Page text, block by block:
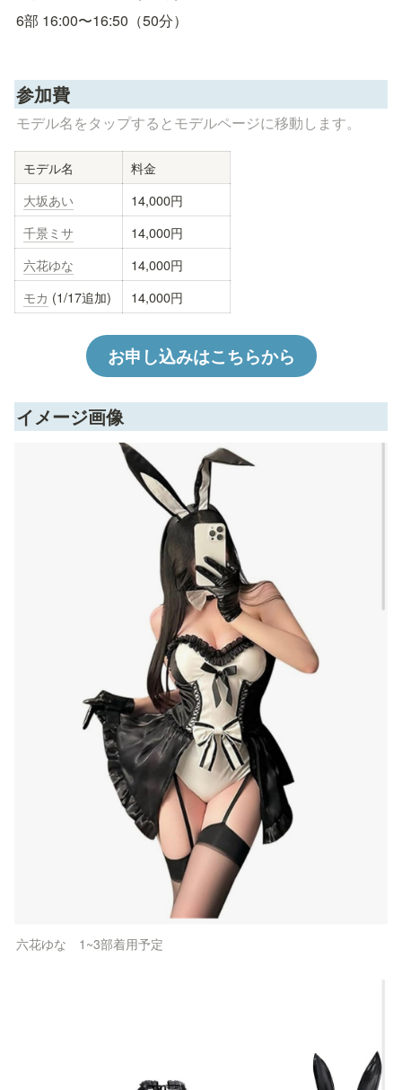
6部 16:00〜16:50（50分）
参加費
モデル名をタップするとモデルページに移動します。
モデル名
料金
大坂あい
14,000円
千景ミサ
14,000円
六花ゆな
14,000円
モカ (1/17追加) 14,000円
お申し込みはこちらから
イメージ画像
六花ゆな　1~3部着用予定